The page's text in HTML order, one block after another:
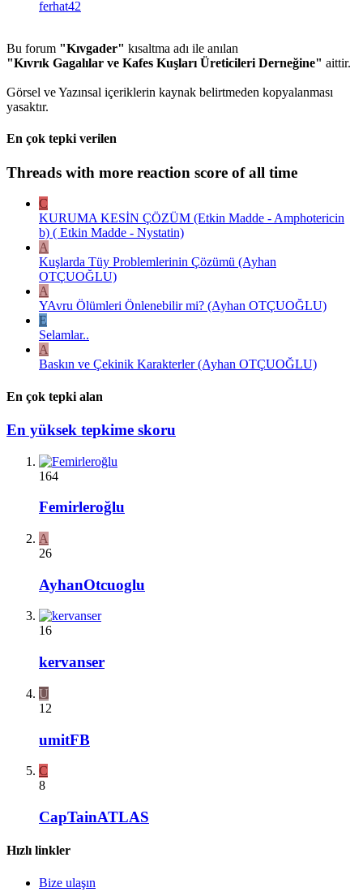
ferhat42
Bu forum "Kıvgader" kısaltma adı ile anılan
"Kıvrık Gagalılar ve Kafes Kuşları Üreticileri Derneğine" aittir.
Görsel ve Yazınsal içeriklerin kaynak belirtmeden kopyalanması
yasaktır.
En çok tepki verilen
Threads with more reaction score of all time
C
KURUMA KESİN ÇÖZÜM (Etkin Madde - Amphotericin
b) ( Etkin Madde - Nystatin)
A
Kuşlarda Tüy Problemlerinin Çözümü (Ayhan
OTÇUOĞLU)
A
YAvru Ölümleri Önlenebilir mi? (Ayhan OTÇUOĞLU)
E
Selamlar..
A
Baskın ve Çekinik Karakterler (Ayhan OTÇUOĞLU)
En çok tepki alan
En yüksek tepkime skoru
164
Femirleroğlu
A
26
AyhanOtcuoglu
16
kervanser
U
12
umitFB
C
8
CapTainATLAS
Hızlı linkler
Bize ulaşın